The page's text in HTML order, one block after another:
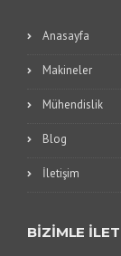
Anasayfa
Makineler
Mühendislik
Blog
İletişim
BİZİMLE